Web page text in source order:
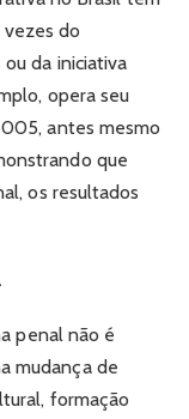
do
da iniciativa
opera seu
antes mesmo
que
os resultados
penal não é
mudança de
formação